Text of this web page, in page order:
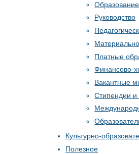
Образование
Руководство
Платные
Финансово-
Вакантные
Стипендии
Культурно-
Полезное